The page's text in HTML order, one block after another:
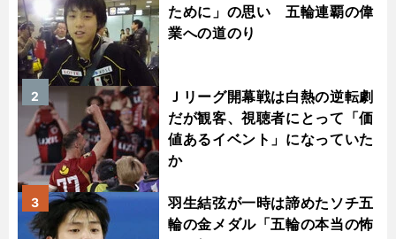
ために」の思い 五輪連覇の偉
業への道のり
Ｊリーグ開幕戦は白熱の逆転劇
だが観客、視聴者にとって「価
値あるイベント」になっていた
か
2
羽生結弦が一時は諦めたソチ五
輪の金メダル「五輪の本当の怖
3